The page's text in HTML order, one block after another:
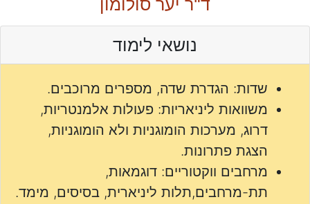
ד"ר יער סולומון
נושאי לימוד
שדות: הגדרת שדה, מספרים מרוכבים.
משוואות ליניאריות: פעולות אלמנטריות,
דרוג, מערכות הומוגניות ולא הומוגניות,
הצגת פתרונות.
מרחבים ווקטוריים: דוגמאות,
תת-מרחבים,תלות ליניארית, בסיסים, מימד.